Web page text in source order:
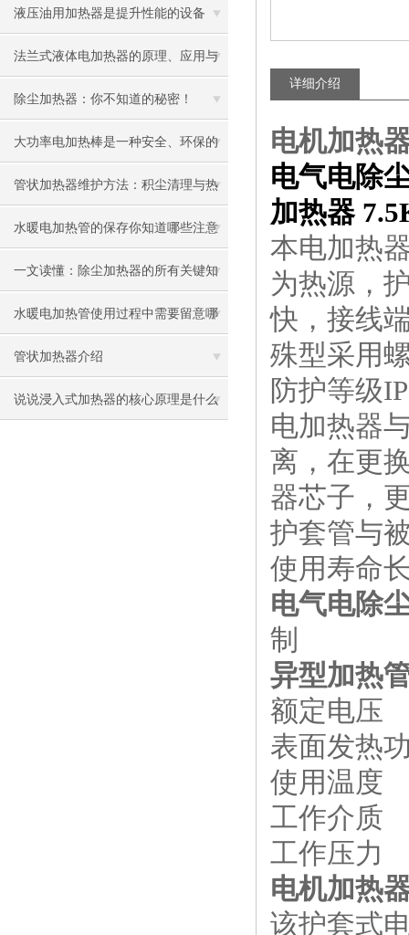
液压油用加热器是提升性能的设备
法兰式液体电加热器的原理、应用与
优势
除尘加热器：你不知道的秘密！
大功率电加热棒是一种安全、环保的
加热设备
管状加热器维护方法：积尘清理与热
效率提升技巧
水暖电加热管的保存你知道哪些注意
事项呢
一文读懂：除尘加热器的所有关键知
识
水暖电加热管使用过程中需要留意哪
些地方
管状加热器介绍
说说浸入式加热器的核心原理是什么
详细介绍
电机加热
电气电除
加热器
本电加热
为热源，
快，接线
殊型采用
防护等级
电加热器
离，在更
器芯子，
护套管与
使用寿命
电气电除
制
异型加热
额定电压
表面发热
使用温
工作介质
工作压力
电机加热
该护套式